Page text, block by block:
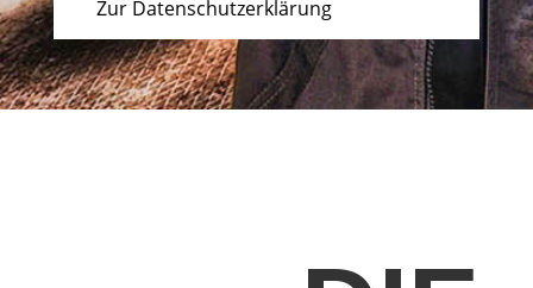
Zur Datenschutzerklärung